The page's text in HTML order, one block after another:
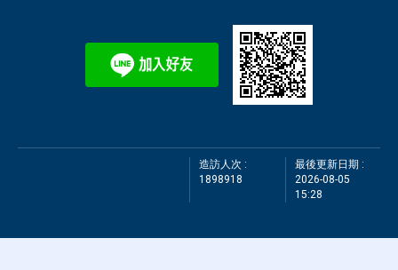
造訪人次 :
1898918
最後更新日期 :
2026-08-05
15:28